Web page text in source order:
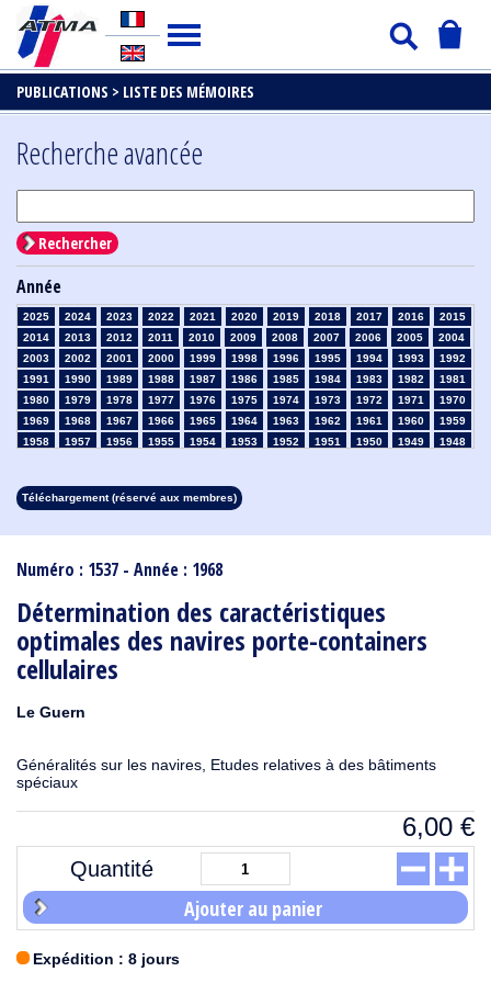
PUBLICATIONS > LISTE DES MÉMOIRES
Numéro : 1537 - Année : 1968
Détermination des caractéristiques
optimales des navires porte-containers
cellulaires
Le Guern
Généralités sur les navires, Etudes relatives à des bâtiments
spéciaux
6,00 €
Quantité
Ajouter au panier
Expédition : 8 jours
Recherche avancée
Rechercher
Année
2025 2024 2023 2022 2021 2020 2019 2018 2017 2016
2015
2014
2013 2012 2011 2010 2009 2008 2007 2006 2005
2004
2003
2002 2001 2000 1999 1998 1996 1995 1994 1993
1992
1991
1990 1989 1988 1987 1986 1985 1984 1983 1982
1981
1980
1979 1978 1977 1976 1975 1974 1973 1972 1971
1970
1969
1968 1967 1966 1965 1964 1963 1962 1961 1960
1959
1958
1957 1956 1955 1954 1953 1952 1951 1950 1949
1948
1913
1912 1911 1910 1909 1908
Téléchargement (réservé aux membres)